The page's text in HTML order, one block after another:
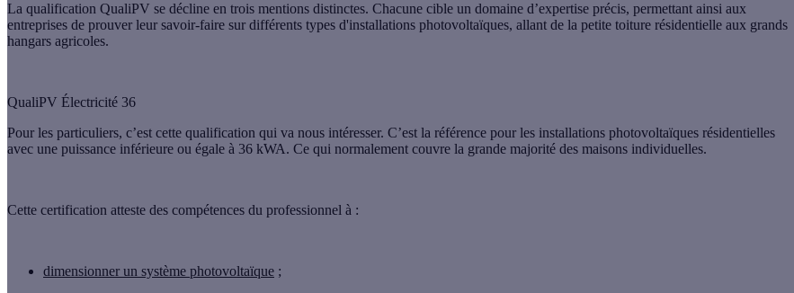
La qualification QualiPV se décline en trois mentions distinctes. Chacune cible un domaine d’expertise précis, permettant ainsi aux
entreprises de prouver leur savoir-faire sur différents types d'installations photovoltaïques, allant de la petite toiture résidentielle aux grands
hangars agricoles.
QualiPV Électricité 36
Pour les particuliers, c’est cette qualification qui va nous intéresser. C’est la référence pour les installations photovoltaïques résidentielles
avec une puissance inférieure ou égale à 36 kWA. Ce qui normalement couvre la grande majorité des maisons individuelles.
Cette certification atteste des compétences du professionnel à :
dimensionner un système photovoltaïque ;